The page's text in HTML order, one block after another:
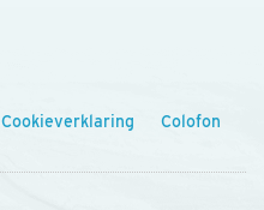
Cookieverklaring Colofon